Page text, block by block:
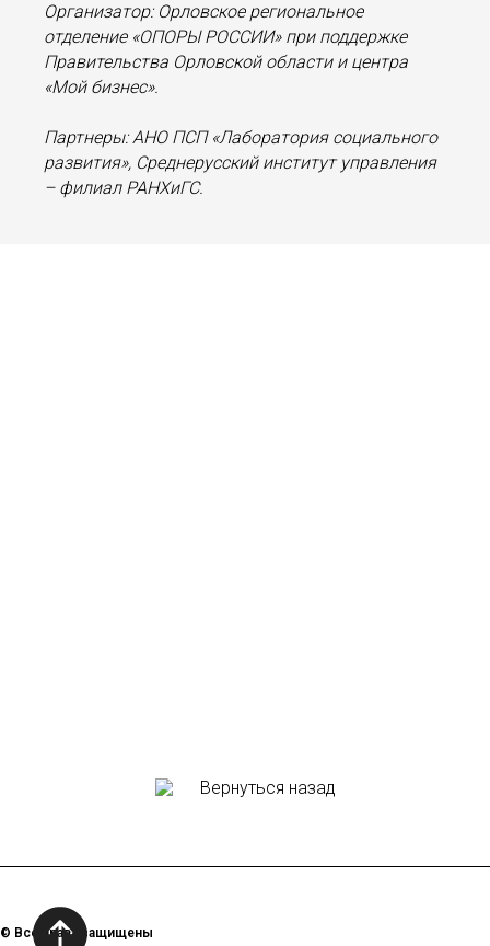
Организатор: Орловское региональное
отделение «ОПОРЫ РОССИИ» при поддержке
Правительства Орловской области и центра
«Мой бизнес».
Партнеры: АНО ПСП «Лаборатория социального
развития», Среднерусский институт управления
– филиал РАНХиГС.
Вернуться назад
© Все права защищены